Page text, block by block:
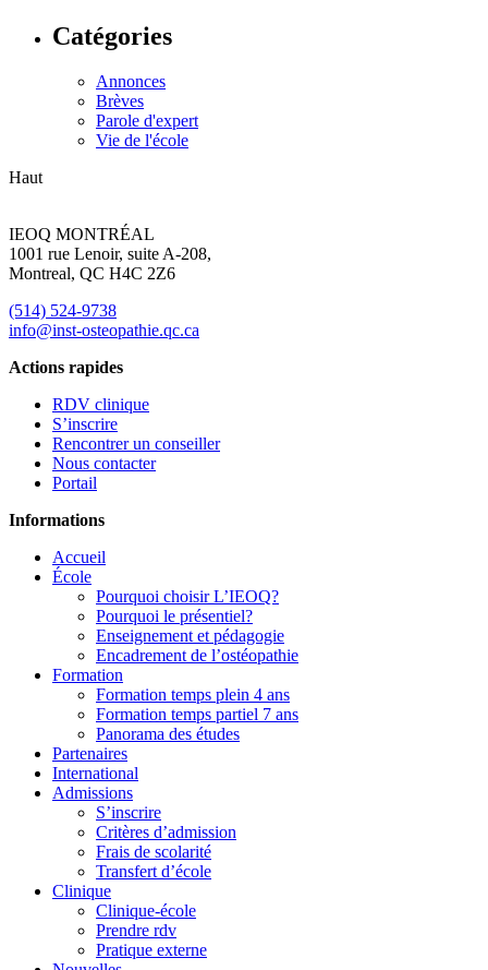
Catégories
Annonces
Brèves
Parole d'expert
Vie de l'école
Haut
IEOQ MONTRÉAL
1001 rue Lenoir, suite A-208,
Montreal, QC H4C 2Z6
(514) 524-9738
info@inst-osteopathie.qc.ca
Actions rapides
RDV clinique
S’inscrire
Rencontrer un conseiller
Nous contacter
Portail
Informations
Accueil
École
Pourquoi choisir L’IEOQ?
Pourquoi le présentiel?
Enseignement et pédagogie
Encadrement de l’ostéopathie
Formation
Formation temps plein 4 ans
Formation temps partiel 7 ans
Panorama des études
Partenaires
International
Admissions
S’inscrire
Critères d’admission
Frais de scolarité
Transfert d’école
Clinique
Clinique-école
Prendre rdv
Pratique externe